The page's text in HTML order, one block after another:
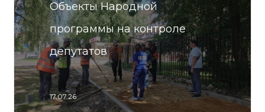
Объекты Народной
программы на контроле
депутатов
17.07.26